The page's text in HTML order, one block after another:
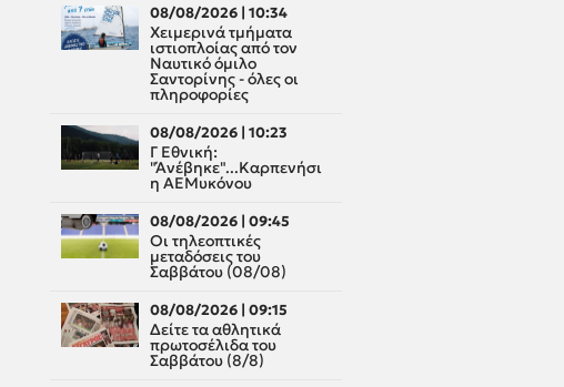
08/08/2026 | 10:34
Χειμερινά τμήματα
ιστιοπλοίας από τον
Ναυτικό όμιλο
Σαντορίνης - όλες οι
πληροφορίες
08/08/2026 | 10:23
Γ Εθνική:
"Άνέβηκε"...Καρπενήσι
η ΑΕΜυκόνου
08/08/2026 | 09:45
Οι τηλεοπτικές
μεταδόσεις του
Σαββάτου (08/08)
08/08/2026 | 09:15
Δείτε τα αθλητικά
πρωτοσέλιδα του
Σαββάτου (8/8)